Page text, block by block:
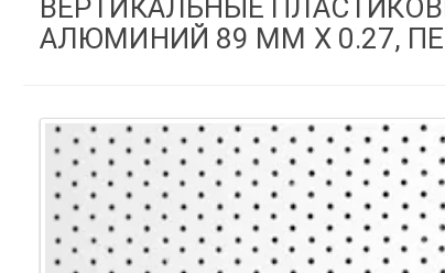
ВЕРТИКАЛЬНЫЕ
АЛЮМИНИЙ 89 ММ Х 0.27,